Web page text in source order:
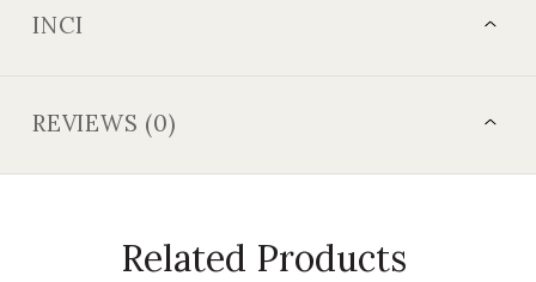
INCI
REVIEWS (0)
Related Products